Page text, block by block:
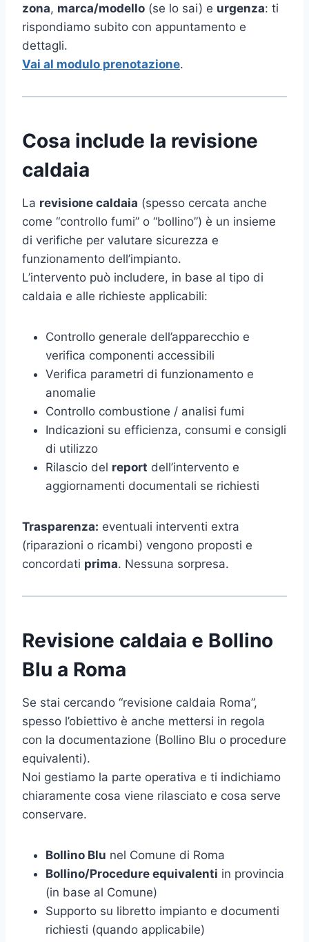
zona, marca/modello (se lo sai) e urgenza: ti
rispondiamo subito con appuntamento e
dettagli.
Vai al modulo prenotazione.
Cosa include la revisione
caldaia
La revisione caldaia (spesso cercata anche
come “controllo fumi” o “bollino”) è un insieme
di verifiche per valutare sicurezza e
funzionamento dell’impianto.
L’intervento può includere, in base al tipo di
caldaia e alle richieste applicabili:
Controllo generale dell’apparecchio e
verifica componenti accessibili
Verifica parametri di funzionamento e
anomalie
Controllo combustione / analisi fumi
Indicazioni su efficienza, consumi e consigli
di utilizzo
Rilascio del report dell’intervento e
aggiornamenti documentali se richiesti
Trasparenza: eventuali interventi extra
(riparazioni o ricambi) vengono proposti e
concordati prima. Nessuna sorpresa.
Revisione caldaia e Bollino
Blu a Roma
Se stai cercando “revisione caldaia Roma”,
spesso l’obiettivo è anche mettersi in regola
con la documentazione (Bollino Blu o procedure
equivalenti).
Noi gestiamo la parte operativa e ti indichiamo
chiaramente cosa viene rilasciato e cosa serve
conservare.
Bollino Blu nel Comune di Roma
Bollino/Procedure equivalenti in provincia
(in base al Comune)
Supporto su libretto impianto e documenti
richiesti (quando applicabile)